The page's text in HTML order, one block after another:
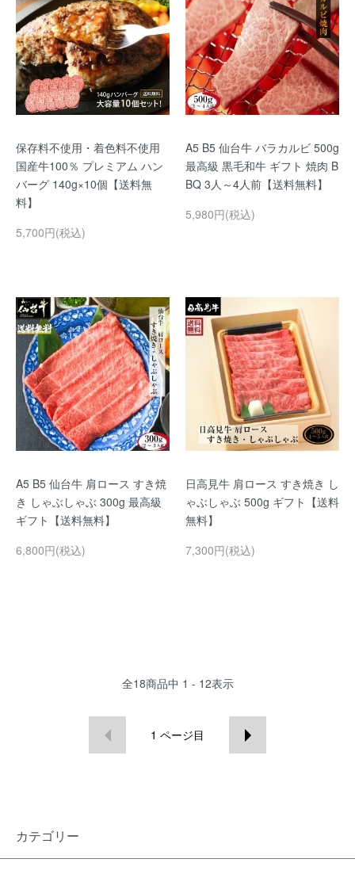
保存料不使用・着色料不使用
国産牛100％ プレミアム ハン
バーグ 140g×10個【送料無
料】
5,700円(税込)
A5 B5 仙台牛 バラカルビ 500g
最高級 黒毛和牛 ギフト 焼肉 B
BQ 3人～4人前【送料無料】
5,980円(税込)
A5 B5 仙台牛 肩ロース すき焼
き しゃぶしゃぶ 300g 最高級
ギフト【送料無料】
6,800円(税込)
日高見牛 肩ロース すき焼き し
ゃぶしゃぶ 500g ギフト【送料
無料】
7,300円(税込)
全18商品中 1 - 12表示
1 ページ目
カテゴリー